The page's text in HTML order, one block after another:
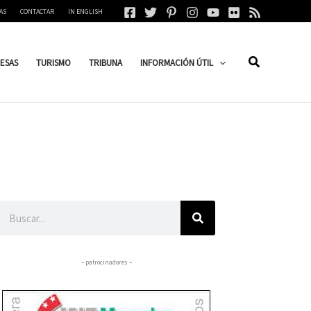
CONTACTAR IN ENGLISH
TURISMO TRIBUNA INFORMACIÓN ÚTIL
– patrocinadores –